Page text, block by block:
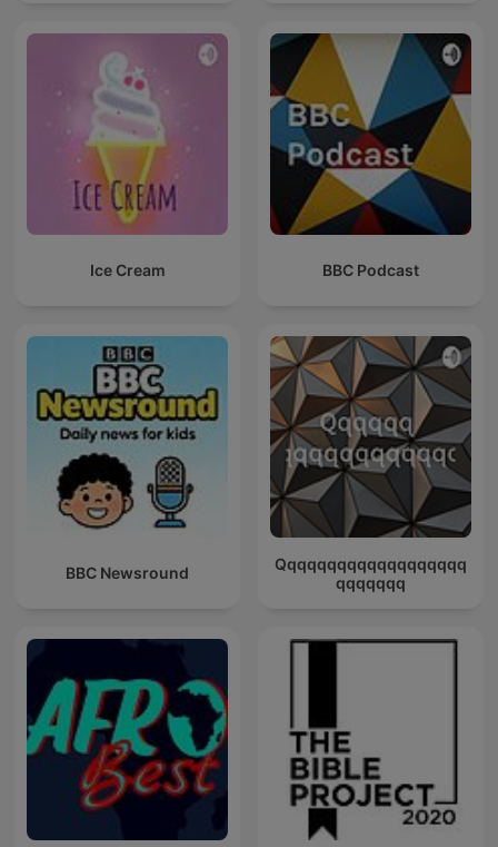
Ice Cream BBC Podcast
BBC Newsround
Qqqqqqqqqqqqqqqqqqq
qqqqqqq